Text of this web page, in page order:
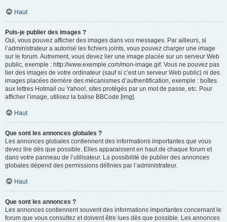
Haut
Puis-je publier des images ?
Oui, vous pouvez afficher des images dans vos messages. Par ailleurs, si
l’administrateur a autorisé les fichiers joints, vous pouvez charger une image
sur le forum. Autrement, vous devez lier une image placée sur un serveur Web
public, exemple : http://www.exemple.com/mon-image.gif. Vous ne pouvez pas
lier des images de votre ordinateur (sauf si c’est un serveur Web public) ni des
images placées derrière des mécanismes d’authentification, exemple : boîtes
aux lettres Hotmail ou Yahoo!, sites protégés par un mot de passe, etc. Pour
afficher l’image, utilisez la balise BBCode [img].
Haut
Que sont les annonces globales ?
Les annonces globales contiennent des informations importantes que vous
devez lire dès que possible. Elles apparaissent en haut de chaque forum et
dans votre panneau de l’utilisateur. La possibilité de publier des annonces
globales dépend des permissions définies par l’administrateur.
Haut
Que sont les annonces ?
Les annonces contiennent souvent des informations importantes concernant le
forum que vous consultez et doivent être lues dès que possible. Les annonces